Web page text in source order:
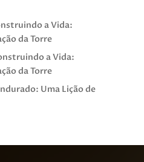
a Vida:
da Torre
a Vida:
da Torre
Uma Lição de